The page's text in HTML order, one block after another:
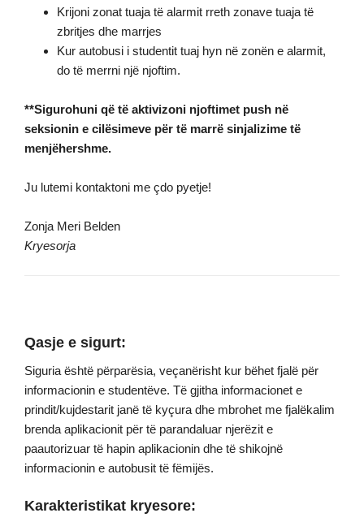
Krijoni zonat tuaja të alarmit rreth zonave tuaja të
zbritjes dhe marrjes
Kur autobusi i studentit tuaj hyn në zonën e alarmit,
do të merrni një njoftim.
**Sigurohuni që të aktivizoni njoftimet push në
seksionin e cilësimeve për të marrë sinjalizime të
menjëhershme.
Ju lutemi kontaktoni me çdo pyetje!
Zonja Meri Belden
Kryesorja
Qasje e sigurt:
Siguria është përparësia, veçanërisht kur bëhet fjalë për
informacionin e studentëve. Të gjitha informacionet e
prindit/kujdestarit janë të kyçura dhe mbrohet me fjalëkalim
brenda aplikacionit për të parandaluar njerëzit e
paautorizuar të hapin aplikacionin dhe të shikojnë
informacionin e autobusit të fëmijës.
Karakteristikat kryesore: